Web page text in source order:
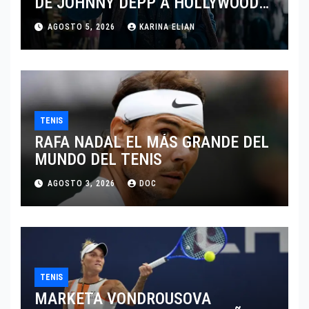
TRAS SU PASO POR EL CINE
INDEPENDIENTE EUROPEO
AGOSTO 5, 2026 KARINA ELIAN
TENIS
RAFA NADAL EL MÁS GRANDE DEL
MUNDO DEL TENIS
AGOSTO 3, 2026 DOC
TENIS
MARKETA VONDROUSOVA